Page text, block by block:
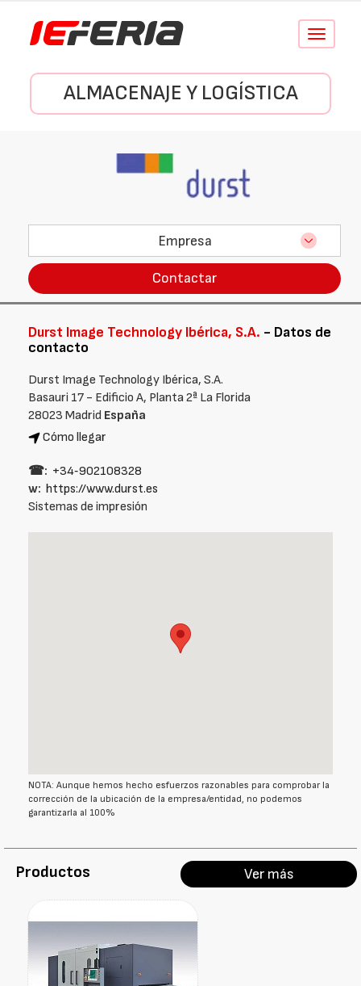
Conmutar
ALMACENAJE Y LOGÍSTICA
Empresa
Contactar
Durst Image Technology Ibérica, S.A. - Datos de
contacto
Durst Image Technology Ibérica, S.A.
Basauri 17 - Edificio A, Planta 2ª La Florida
28023 Madrid España
Cómo llegar
☎: +34‑902108328
w: https://www.durst.es
Sistemas de impresión
NOTA: Aunque hemos hecho esfuerzos razonables para comprobar la
corrección de la ubicación de la empresa/entidad, no podemos
garantizarla al 100%
Productos Ver más